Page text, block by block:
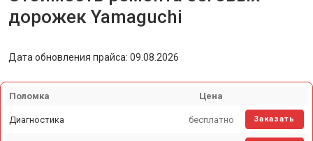
Велотренажер
Массажное кресло-качалка
Перкуссионный массажер
дорожек Yamaguchi
Дата обновления прайса: 09.08.2026
Поломка Цена
Диагностика бесплатно Заказать